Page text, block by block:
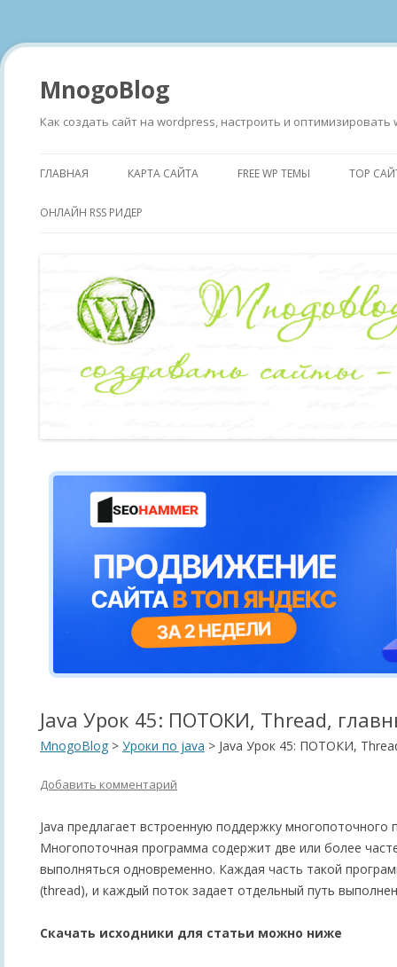
MnogoBlog
Как создать сайт на wordpress, настроить и оптимизировать
ГЛАВНАЯ КАРТА САЙТА FREE WP ТЕМЫ TOP
ОНЛАЙН RSS РИДЕР
Java Урок 45: ПОТОКИ, Thread,
MnogoBlog > Уроки по java > Java Урок 45: ПОТОКИ,
Добавить комментарий
Java предлагает встроенную поддержку многопоточного
Многопоточная программа содержит две или более
выполняться одновременно. Каждая часть такой
(thread), и каждый поток задает отдельный путь
Скачать исходники для статьи можно ниже